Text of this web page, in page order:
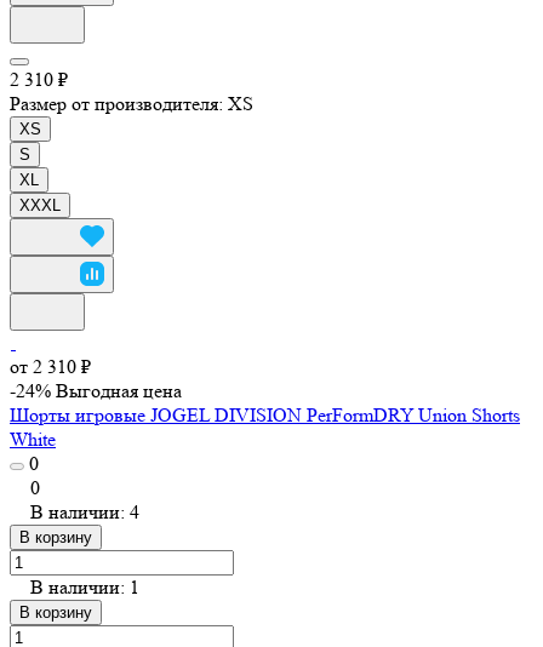
2 310 ₽
Размер от производителя: XS
XS
S
XL
XXXL
от 2 310 ₽
-24% Выгодная цена
Шорты игровые JOGEL DIVISION PerFormDRY Union Shorts
White
0
0
В наличии: 4
В корзину
В наличии: 1
В корзину